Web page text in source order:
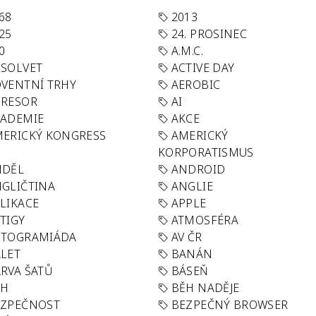
2013
24. PROSINEC
A.M.C.
ACTIVE DAY
TRHY
AEROBIC
AI
AKCE
KONGRESS
AMERICKÝ
KORPORATISMUS
ANDROID
ANGLIE
APPLE
ATMOSFÉRA
AV ČR
BANÁN
ŠATŮ
BÁSEŇ
BĚH NADĚJE
BEZPEČNÝ BROWSER